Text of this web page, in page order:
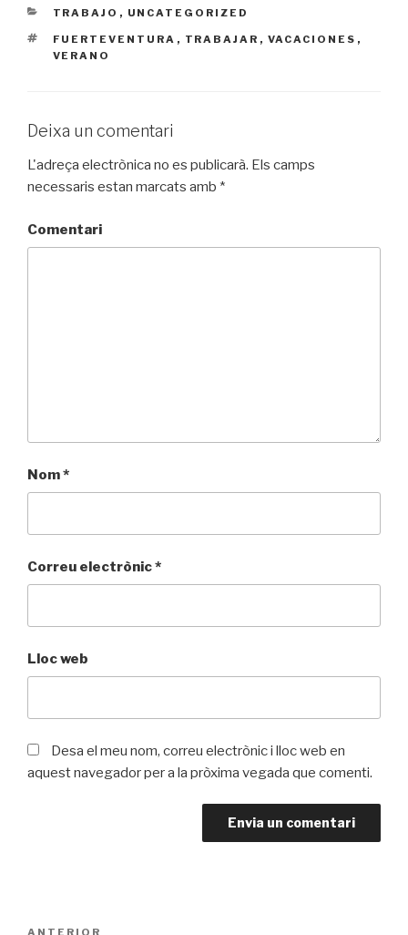
CATEGORIES
TRABAJO , UNCATEGORIZED
ETIQUETES
FUERTEVENTURA , TRABAJAR , VACACIONES ,
VERANO
Deixa un comentari
L'adreça electrònica no es publicarà. Els camps
necessaris estan marcats amb *
Comentari
Nom*
Correu electrònic*
Lloc web
Desa el meu nom, correu electrònic i lloc web en
aquest navegador per a la pròxima vegada que comenti.
Navegació